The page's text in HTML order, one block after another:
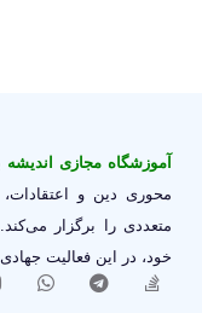
آموزشگاه مجازی اندیشه
محوری دین و
متعددی را برگزار
خود، در این فعالیت